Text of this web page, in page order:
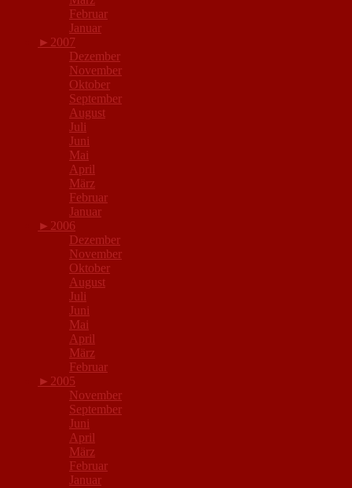
Februar
Januar
► 2007
Dezember
November
Oktober
September
August
Juli
Juni
Mai
April
März
Februar
Januar
► 2006
Dezember
November
Oktober
August
Juli
Juni
Mai
April
März
Februar
► 2005
November
September
Juni
April
März
Februar
Januar